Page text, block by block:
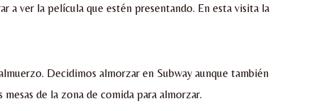
a ver la película que estén presentando. En esta visita la
Decidimos almorzar en Subway aunque también
de la zona de comida para almorzar.